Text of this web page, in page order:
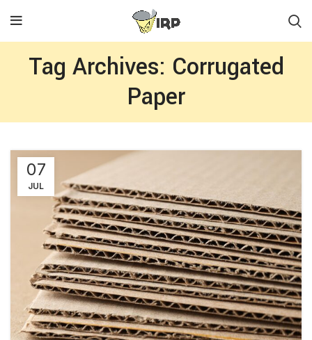
Tag Archives: Corrugated
Paper
07
JUL